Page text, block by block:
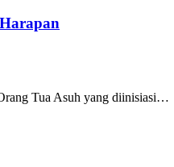
Tua Asuh yang diinisiasi…